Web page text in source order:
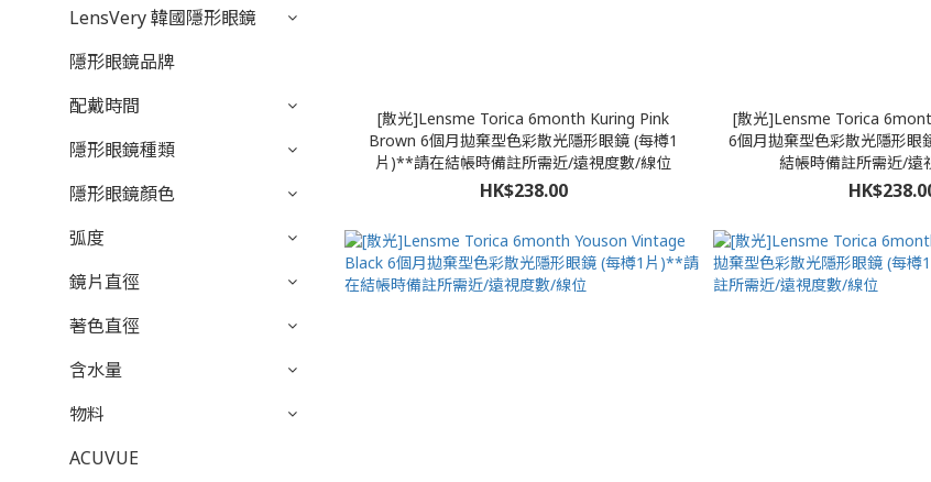
LensVery 韓國隱形眼鏡
隱形眼鏡品牌
配戴時間
隱形眼鏡種類
隱形眼鏡顏色
弧度
鏡片直徑
著色直徑
含水量
物料
ACUVUE
[散光]Lensme Torica 6month Kuring Pink
Brown 6個月拋棄型色彩散光隱形眼鏡 (每樽1
片)**請在結帳時備註所需近/遠視度數/線位
HK$238.00
[散光]Lensme Torica
6個月拋棄型色彩散光隱形
結帳時備註所需近/遠